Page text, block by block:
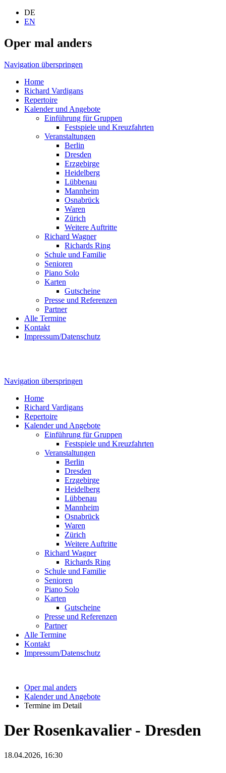
DE
EN
Oper mal anders
Navigation überspringen
Home
Richard Vardigans
Repertoire
Kalender und Angebote
Einführung für Gruppen
Festspiele und Kreuzfahrten
Veranstaltungen
Berlin
Dresden
Erzgebirge
Heidelberg
Lübbenau
Mannheim
Osnabrück
Waren
Zürich
Weitere Auftritte
Richard Wagner
Richards Ring
Schule und Familie
Senioren
Piano Solo
Karten
Gutscheine
Presse und Referenzen
Partner
Alle Termine
Kontakt
Impressum/Datenschutz
Navigation überspringen
Home
Richard Vardigans
Repertoire
Kalender und Angebote
Einführung für Gruppen
Festspiele und Kreuzfahrten
Veranstaltungen
Berlin
Dresden
Erzgebirge
Heidelberg
Lübbenau
Mannheim
Osnabrück
Waren
Zürich
Weitere Auftritte
Richard Wagner
Richards Ring
Schule und Familie
Senioren
Piano Solo
Karten
Gutscheine
Presse und Referenzen
Partner
Alle Termine
Kontakt
Impressum/Datenschutz
Oper mal anders
Kalender und Angebote
Termine im Detail
Der Rosenkavalier - Dresden
18.04.2026, 16:30